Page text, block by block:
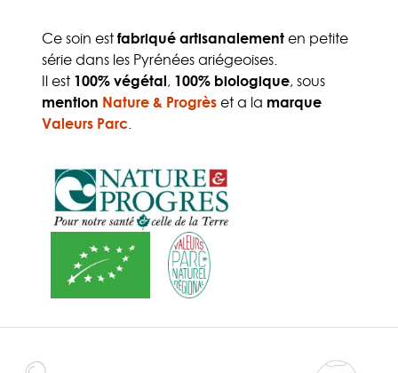
Ce soin est fabriqué artisanalementen petite
série dans les Pyrénées ariégeoises.
Il est 100% végétal, 100% biologique, sous
mention Nature & Progrèset a la marque
Valeurs Parc.